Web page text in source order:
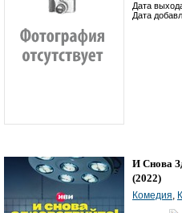
Дата
Дата
И Снова
(2022)
Комедия,